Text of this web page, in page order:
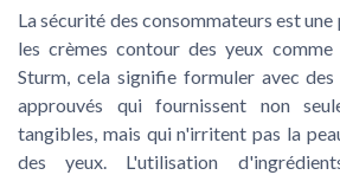
La sécurité des consommateurs est
les crèmes contour des yeux
Sturm, cela signifie formuler avec
approuvés qui fournissent non
tangibles, mais qui n'irritent pas la
des yeux. L'utilisation